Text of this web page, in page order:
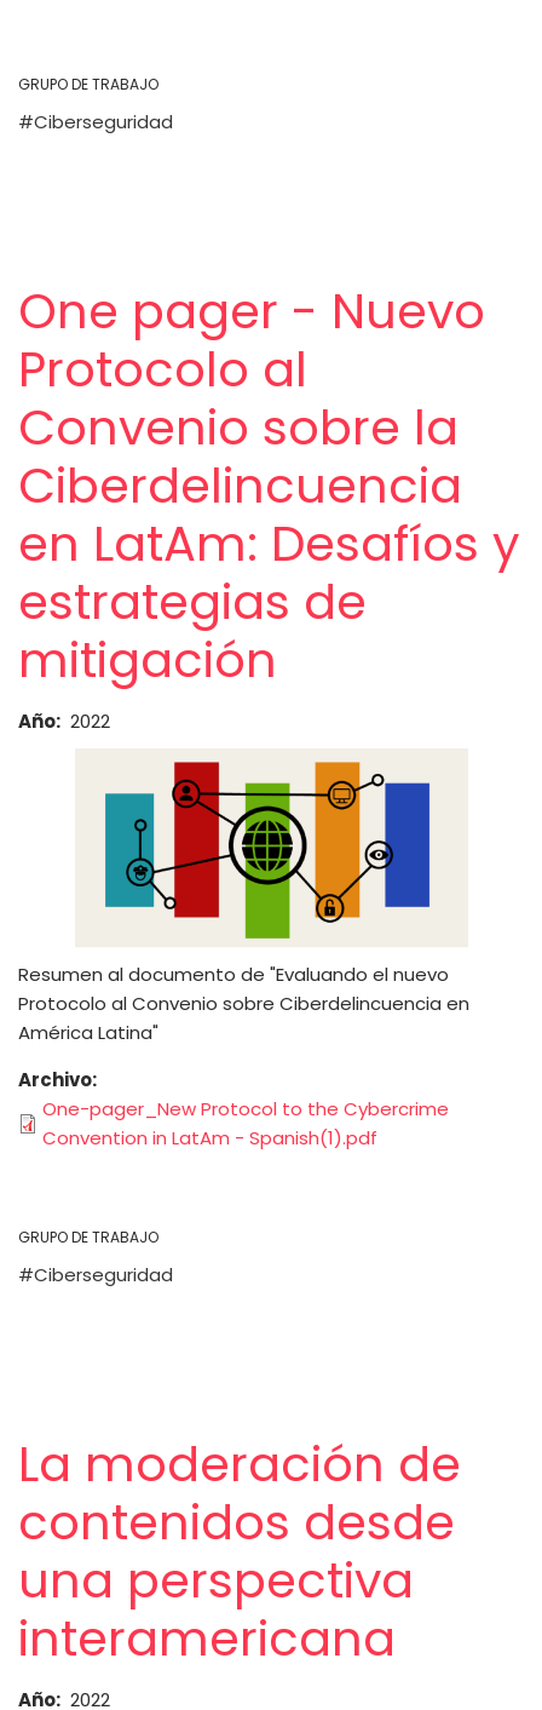
GRUPO DE TRABAJO
Ciberseguridad
One pager - Nuevo
Protocolo al
Convenio sobre la
Ciberdelincuencia
en LatAm: Desafíos y
estrategias de
mitigación
Año 2022
Resumen al documento de "Evaluando el nuevo
Protocolo al Convenio sobre Ciberdelincuencia en
América Latina"
Archivo
One-pager_New Protocol to the Cybercrime
Convention in LatAm - Spanish(1).pdf
GRUPO DE TRABAJO
Ciberseguridad
La moderación de
contenidos desde
una perspectiva
interamericana
Año 2022